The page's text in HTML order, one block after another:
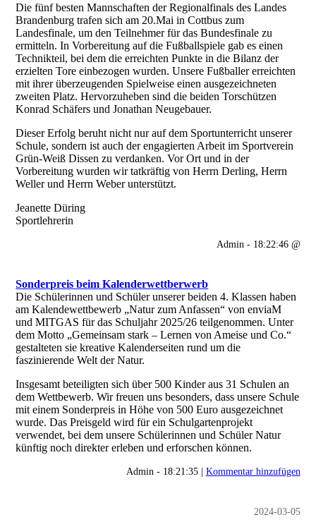
Die fünf besten Mannschaften der Regionalfinals des Landes
Brandenburg trafen sich am 20.Mai in Cottbus zum
Landesfinale, um den Teilnehmer für das Bundesfinale zu
ermitteln. In Vorbereitung auf die Fußballspiele gab es einen
Technikteil, bei dem die erreichten Punkte in die Bilanz der
erzielten Tore einbezogen wurden. Unsere Fußballer erreichten
mit ihrer überzeugenden Spielweise einen ausgezeichneten
zweiten Platz. Hervorzuheben sind die beiden Torschützen
Konrad Schäfers und Jonathan Neugebauer.
Dieser Erfolg beruht nicht nur auf dem Sportunterricht unserer
Schule, sondern ist auch der engagierten Arbeit im Sportverein
Grün-Weiß Dissen zu verdanken. Vor Ort und in der
Vorbereitung wurden wir tatkräftig von Herrn Derling, Herrn
Weller und Herrn Weber unterstützt.
Jeanette Düring
Sportlehrerin
Admin - 18:22:46 @
Sonderpreis beim Kalenderwettberwerb
Die Schülerinnen und Schüler unserer beiden 4. Klassen haben
am Kalendewettbewerb „Natur zum Anfassen“ von enviaM
und MITGAS für das Schuljahr 2025/26 teilgenommen. Unter
dem Motto „Gemeinsam stark – Lernen von Ameise und Co.“
gestalteten sie kreative Kalenderseiten rund um die
faszinierende Welt der Natur.
Insgesamt beteiligten sich über 500 Kinder aus 31 Schulen an
dem Wettbewerb. Wir freuen uns besonders, dass unsere Schule
mit einem Sonderpreis in Höhe von 500 Euro ausgezeichnet
wurde. Das Preisgeld wird für ein Schulgartenprojekt
verwendet, bei dem unsere Schülerinnen und Schüler Natur
künftig noch direkter erleben und erforschen können.
Admin - 18:21:35 | Kommentar hinzufügen
2024-03-05